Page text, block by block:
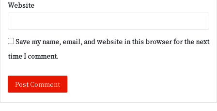
Website
Save my name, email, and website in this browser for the next
time I comment.